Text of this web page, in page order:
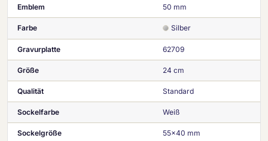
Emblem 50 mm
Farbe Silber
Gravurplatte 62709
Größe 24 cm
Qualität Standard
Sockelfarbe Weiß
Sockelgröße 55x40 mm